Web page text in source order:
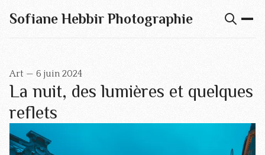
Sofiane Hebbir Photographie
Art — 6 juin 2024
La nuit, des lumières et quelques
reflets